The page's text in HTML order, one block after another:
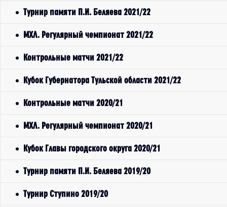
Турнир памяти П.И. Беляева 2021/22
МХЛ. Регулярный чемпионат 2021/22
Контрольные матчи 2021/22
Кубок Губернатора Тульской области 2021/22
Контрольные матчи 2020/21
МХЛ. Регулярный чемпионат 2020/21
Кубок Главы городского округа 2020/21
Турнир памяти П.И. Беляева 2019/20
Турнир Ступино 2019/20